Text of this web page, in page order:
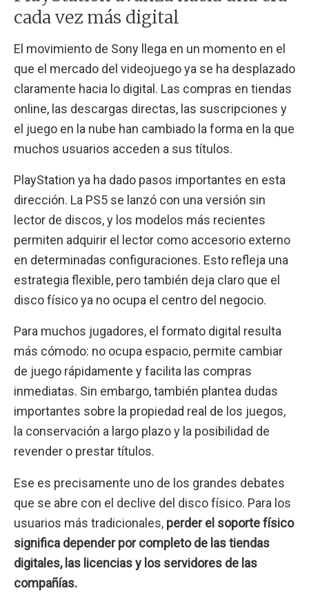
cada vez más digital
El movimiento de Sony llega en un momento en el
que el mercado del videojuego ya se ha desplazado
claramente hacia lo digital. Las compras en tiendas
online, las descargas directas, las suscripciones y
el juego en la nube han cambiado la forma en la que
muchos usuarios acceden a sus títulos.
PlayStation ya ha dado pasos importantes en esta
dirección. La PS5 se lanzó con una versión sin
lector de discos, y los modelos más recientes
permiten adquirir el lector como accesorio externo
en determinadas configuraciones. Esto refleja una
estrategia flexible, pero también deja claro que el
disco físico ya no ocupa el centro del negocio.
Para muchos jugadores, el formato digital resulta
más cómodo: no ocupa espacio, permite cambiar
de juego rápidamente y facilita las compras
inmediatas. Sin embargo, también plantea dudas
importantes sobre la propiedad real de los juegos,
la conservación a largo plazo y la posibilidad de
revender o prestar títulos.
Ese es precisamente uno de los grandes debates
que se abre con el declive del disco físico. Para los
usuarios más tradicionales, perder el soporte físico
significa depender por completo de las tiendas
digitales, las licencias y los servidores de las
compañías.